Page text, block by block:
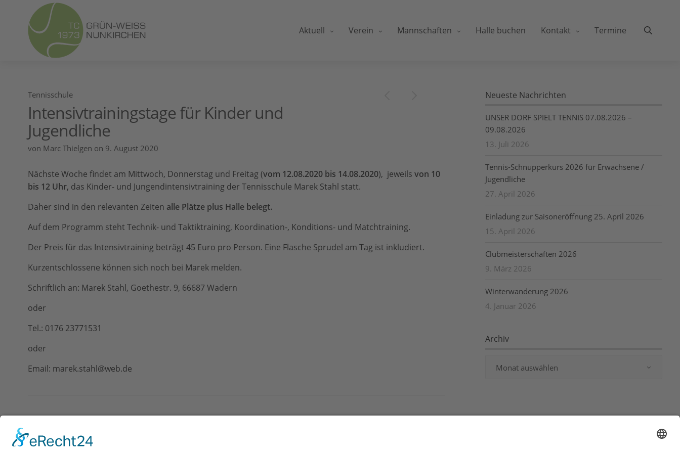
Aktuell Verein Mannschaften Halle buchen Kontakt Termine
Tennisschule
Intensivtrainingstage für Kinder und
Jugendliche
von Marc Thielgen on 9. August 2020
Nächste Woche findet am Mittwoch, Donnerstag und Freitag (vom 12.08.2020 bis 14.08.2020), jeweilsvon 10
bis 12 Uhr, das Kinder- und Jungendintensivtraining der Tennisschule Marek Stahl statt.
Daher sind in den relevanten Zeiten alle Plätze plus Halle belegt.
Auf dem Programm steht Technik- und Taktiktraining, Koordination-, Konditions- und Matchtraining.
Der Preis für das Intensivtraining beträgt 45 Euro pro Person. Eine Flasche Sprudel am Tag ist inkludiert.
Kurzentschlossene können sich noch bei Marek melden.
Schriftlich an: Marek Stahl, Goethestr. 9, 66687 Wadern
oder
Tel.: 0176 23771531
oder
Email: marek.stahl@web.de
Neueste Nachrichten
UNSER DORF SPIELT TENNIS 07.08.2026 –
09.08.2026
13. Juli 2026
Tennis-Schnupperkurs 2026 für Erwachsene /
Jugendliche
27. April 2026
Einladung zur Saisoneröffnung 25. April 2026
15. April 2026
Clubmeisterschaften 2026
9. März 2026
Winterwanderung 2026
4. Januar 2026
Archiv